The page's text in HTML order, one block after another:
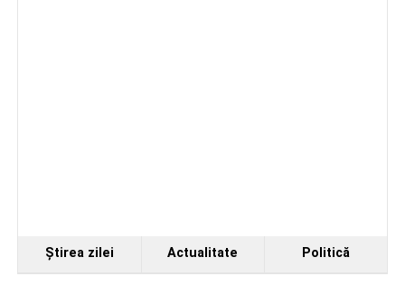
Ştirea zilei Actualitate Politică